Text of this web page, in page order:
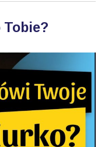
Tobie?